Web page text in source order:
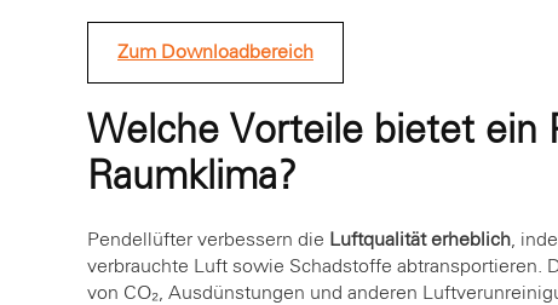
Zum Downloadbereich
Welche Vorteile bietet ein
Raumklima?
Pendellüfter verbessern die Luftqualität erheblich ,
verbrauchte Luft sowie Schadstoffe abtransportieren.
von CO₂, Ausdünstungen und anderen